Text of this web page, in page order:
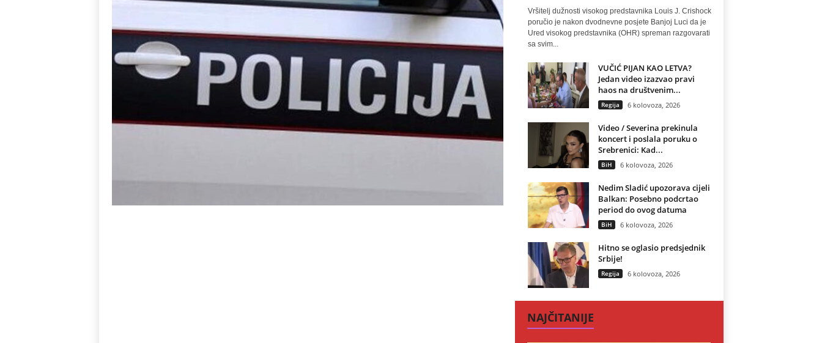
Vršitelj dužnosti visokog predstavnika Louis J. Crishock
poručio je nakon dvodnevne posjete Banjoj Luci da je
Ured visokog predstavnika (OHR) spreman razgovarati
sa svim...
VUČIĆ PIJAN KAO LETVA?
Jedan video izazvao pravi
haos na društvenim...
Regija 6 kolovoza, 2026
Video / Severina prekinula
koncert i poslala poruku o
Srebrenici: Kad...
BiH 6 kolovoza, 2026
Nedim Sladić upozorava cijeli
Balkan: Posebno podcrtao
period do ovog datuma
BiH 6 kolovoza, 2026
Hitno se oglasio predsjednik
Srbije!
Regija 6 kolovoza, 2026
NAJČITANIJE